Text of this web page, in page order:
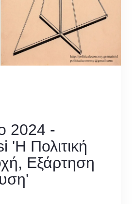
2024 -
Πολιτική
Εξάρτηση